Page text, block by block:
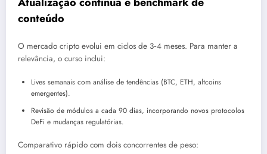
conteúdo
O mercado cripto evolui em ciclos de 3‑4 meses. Para manter a
relevância, o curso inclui:
Lives semanais com análise de tendências (BTC, ETH, altcoins
emergentes).
Revisão de módulos a cada 90 dias, incorporando novos protocolos
DeFi e mudanças regulatórias.
Comparativo rápido com dois concorrentes de peso: